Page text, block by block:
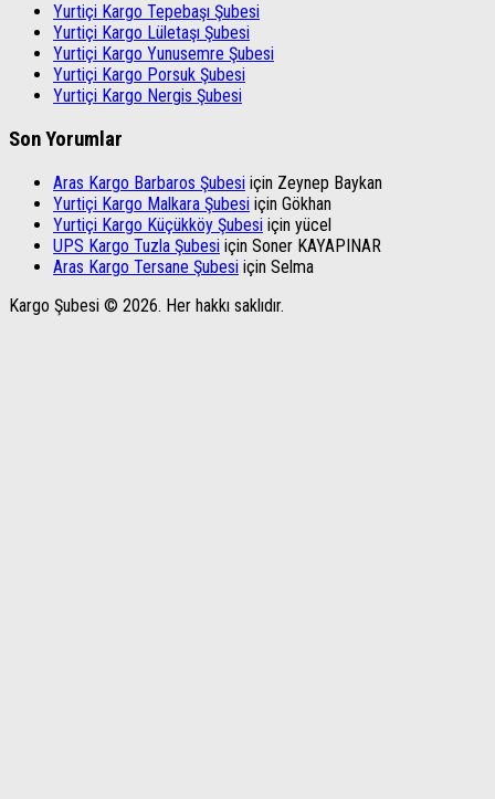
Yurtiçi Kargo Tepebaşı Şubesi
Yurtiçi Kargo Lületaşı Şubesi
Yurtiçi Kargo Yunusemre Şubesi
Yurtiçi Kargo Porsuk Şubesi
Yurtiçi Kargo Nergis Şubesi
Son Yorumlar
Aras Kargo Barbaros Şubesi için Zeynep Baykan
Yurtiçi Kargo Malkara Şubesi için Gökhan
Yurtiçi Kargo Küçükköy Şubesi için yücel
UPS Kargo Tuzla Şubesi için Soner KAYAPINAR
Aras Kargo Tersane Şubesi için Selma
Kargo Şubesi © 2026. Her hakkı saklıdır.